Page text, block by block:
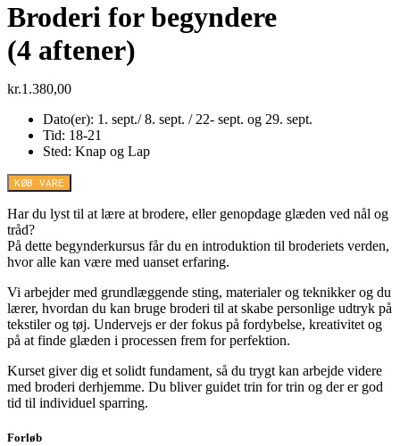
Broderi for begyndere
(4 aftener)
kr.1.380,00
Dato(er): 1. sept./ 8. sept. / 22- sept. og 29. sept.
Tid: 18-21
Sted: Knap og Lap
KØB VARE
Har du lyst til at lære at brodere, eller genopdage glæden ved nål og
tråd?
På dette begynderkursus får du en introduktion til broderiets verden,
hvor alle kan være med uanset erfaring.
Vi arbejder med grundlæggende sting, materialer og teknikker og du
lærer, hvordan du kan bruge broderi til at skabe personlige udtryk på
tekstiler og tøj. Undervejs er der fokus på fordybelse, kreativitet og
på at finde glæden i processen frem for perfektion.
Kurset giver dig et solidt fundament, så du trygt kan arbejde videre
med broderi derhjemme. Du bliver guidet trin for trin og der er god
tid til individuel sparring.
Forløb